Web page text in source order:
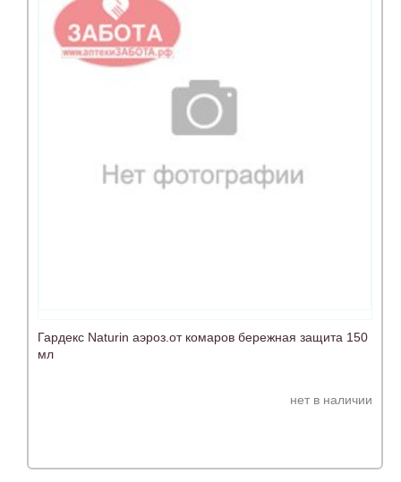
Гардекс Naturin аэроз.от комаров бережная защита 150
мл
нет в наличии